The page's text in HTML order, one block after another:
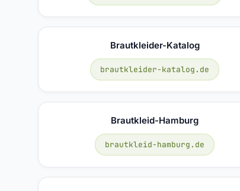
Brautkleider-Katalog
brautkleider-katalog.de
Brautkleid-Hamburg
brautkleid-hamburg.de